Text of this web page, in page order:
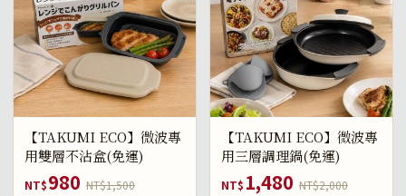
【TAKUMI ECO】微波專
用雙層不沾盒(免運)
NT$980 NT$1,500
【TAKUMI ECO】微波專
用三層調理鍋(免運)
NT$ 1,480 NT$2,000